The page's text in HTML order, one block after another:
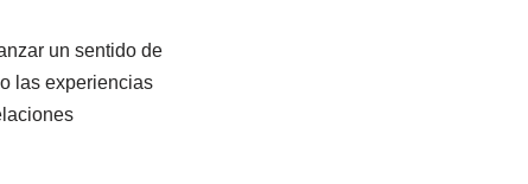
un sentido de
las experiencias